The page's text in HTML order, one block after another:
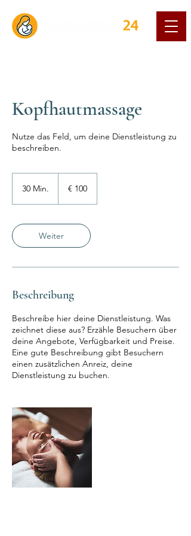
Kopfhautmassage
Nutze das Feld, um deine Dienstleistung zu
beschreiben.
30 Min.
i
n
.
€ 100
Weiter
Beschreibung
Beschreibe hier deine Dienstleistung. Was
zeichnet diese aus? Erzähle Besuchern über
deine Angebote, Verfügbarkeit und Preise.
Eine gute Beschreibung gibt Besuchern
einen zusätzlichen Anreiz, deine
Dienstleistung zu buchen.